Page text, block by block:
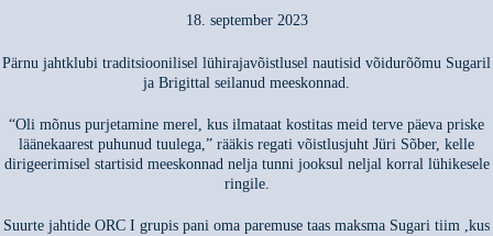
18. september 2023
Pärnu jahtklubi traditsioonilisel lühirajavõistlusel nautisid võidurõõmu Sugaril
ja Brigittal seilanud meeskonnad.
“Oli mõnus purjetamine merel, kus ilmataat kostitas meid terve päeva priske
läänekaarest puhunud tuulega,” rääkis regati võistlusjuht Jüri Sõber, kelle
dirigeerimisel startisid meeskonnad nelja tunni jooksul neljal korral lühikesele
ringile.
Suurte jahtide ORC I grupis pani oma paremuse taas maksma Sugari tiim ,kus